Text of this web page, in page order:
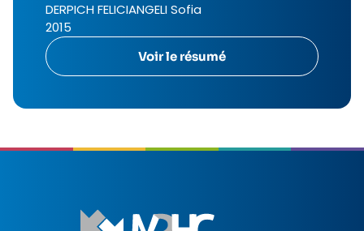
DERPICH FELICIANGELI Sofia
2015
Voir le résumé